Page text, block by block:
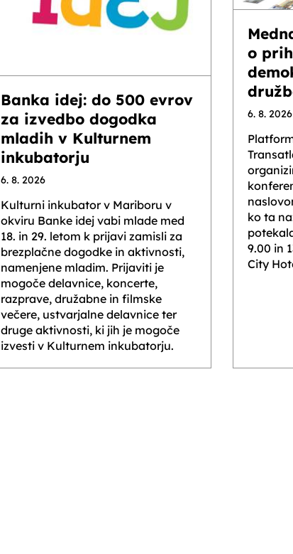
Banka idej: do 500 evrov
za izvedbo dogodka
mladih v Kulturnem
inkubatorju
6. 8. 2026
Kulturni inkubator v Mariboru v
okviru Banke idej vabi mlade med
18. in 29. letom k prijavi zamisli za
brezplačne dogodke in aktivnosti,
namenjene mladim. Prijaviti je
mogoče delavnice, koncerte,
razprave, družabne in filmske
večere, ustvarjalne delavnice ter
druge aktivnosti, ki jih je mogoče
izvesti v Kulturnem inkubatorju.
o
6. 8. 2026
ko ta
9.00 in
City